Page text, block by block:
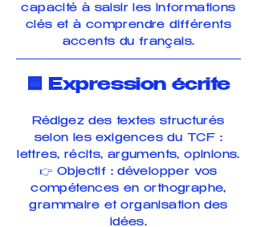
capacité à saisir les informations
clés et à comprendre différents
accents du français.
🟦 Expression écrite
Rédigez des textes structurés
selon les exigences du TCF :
lettres, récits, arguments, opinions.
👉 Objectif : développer vos
compétences en orthographe,
grammaire et organisation des
idées.